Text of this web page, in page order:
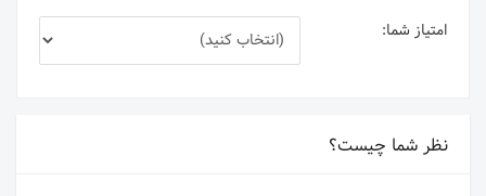
امتیاز شما:
نظر شما چیست؟